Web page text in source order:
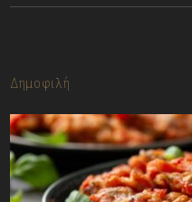
Δημοφιλή